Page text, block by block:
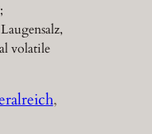
volatile